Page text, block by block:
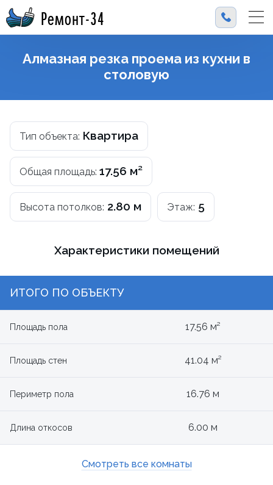
Ремонт-34
Алмазная резка проема из кухни в
столовую
Тип объекта: Квартира
Общая площадь: 17.56 м²
Высота потолков: 2.80 м Этаж: 5
Характеристики помещений
ИТОГО ПО ОБЪЕКТУ
Площадь пола 17.56 м²
Площадь стен 41.04 м²
Периметр пола 16.76 м
Длина откосов 6.00 м
Смотреть все комнаты